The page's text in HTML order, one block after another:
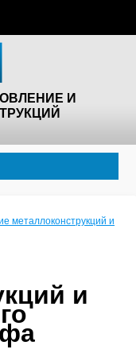
И
металлоконструкций и
и